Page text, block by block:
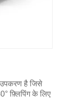
उपकरण है जिसे
फ़्लिपिंग के लिए